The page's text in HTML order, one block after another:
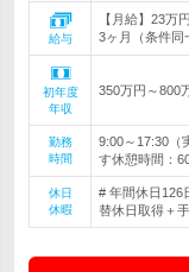
給与
【月給】23万
3ヶ月（条件同
初年度
年収
350万円～800
勤務
時間
9:00～17:30（
す休憩時間：
休日
休暇
# 年間休日126
替休日取得＋